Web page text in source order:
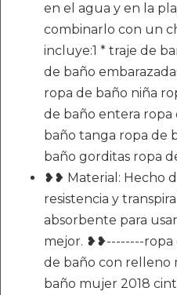
en el agua y en la
combinarlo con un
incluye:1 * traje de
de baño
ropa de baño niña
de baño entera ropa
baño tanga ropa de
baño gorditas ropa
❥❥ Material: Hecho
resistencia y
absorbente para
mejor. ❥❥--------ropa
de baño con relleno
baño mujer 2018